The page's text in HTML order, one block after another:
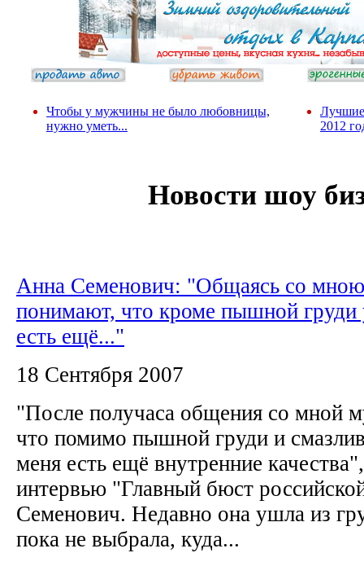
Чтобы у мужчины не было любовницы,
нужно уметь...
Лучшие
2012
Новости шоу
Анна Семенович: "Общаясь со
понимают, что кроме пышной груди
есть ещё..."
18 Сентября 2007
"После получаса общения со мной
что помимо пышной груди и
меня есть ещё внутренние
интервью "Главный бюст
Семенович. Недавно она ушла из
пока не выбрала, куда...